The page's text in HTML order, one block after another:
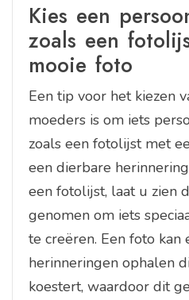
Kies een
zoals een
mooie foto
Een tip voor het kiezen
moeders is om iets
zoals een fotolijst met
een dierbare
een fotolijst, laat u zien
genomen om iets
te creëren. Een foto
herinneringen ophalen
koestert, waardoor dit